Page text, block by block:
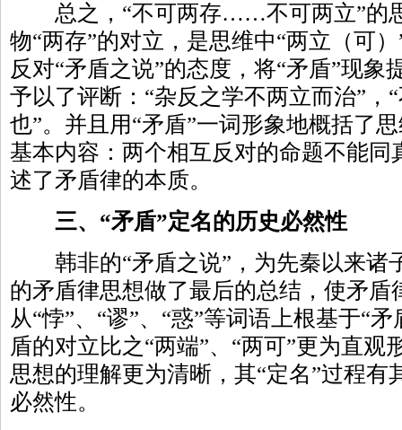
总之，“不可两存……不可两立”的
物“两存”的对立，是思维中“两立（可
反对“矛盾之说”的态度，将“矛盾”现象
予以了评断：“杂反之学不两立而治”，
也”。并且用“矛盾”一词形象地概括了
基本内容：两个相互反对的命题不能同
述了矛盾律的本质。
三、“矛盾”定名的历史必然性
韩非的“矛盾之说”，为先秦以来诸
的矛盾律思想做了最后的总结，使矛盾
从“悖”、“谬”、“惑”等词语上根基于“
盾的对立比之“两端”、“两可”更为直观
思想的理解更为清晰，其“定名”过程有
必然性。